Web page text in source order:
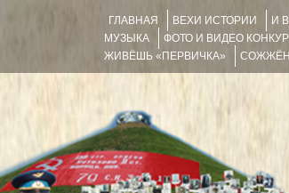
ГЛАВНАЯ ВЕХИ ИСТОРИИ И
МУЗЫКА
ФОТО И ВИДЕО
ЖИВЁШЬ «ПЕРВИЧКА»